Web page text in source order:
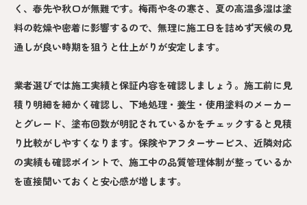
く、春先や秋口が無難です。梅雨や冬の寒さ、夏の高温多湿は塗
料の乾燥や密着に影響するので、無理に施工日を詰めず天候の見
通しが良い時期を狙うと仕上がりが安定します。
業者選びでは施工実績と保証内容を確認しましょう。施工前に見
積り明細を細かく確認し、下地処理・養生・使用塗料のメーカー
とグレード、塗布回数が明記されているかをチェックすると見積
り比較がしやすくなります。保険やアフターサービス、近隣対応
の実績も確認ポイントで、施工中の品質管理体制が整っているか
を直接聞いておくと安心感が増します。